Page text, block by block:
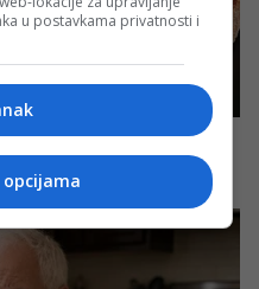
u postavkama privatnosti i